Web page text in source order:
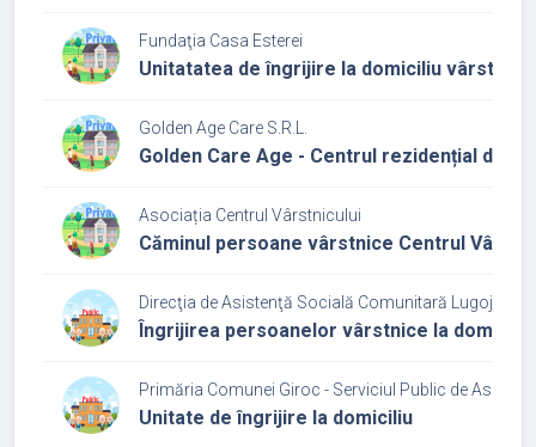
Fundaţia Casa Esterei
Unitatatea de îngrijire la domiciliu vârstnici
Golden Age Care S.R.L.
Golden Care Age - Centrul rezidențial de
Asociația Centrul Vârstnicului
Căminul persoane vârstnice Centrul
Direcţia de Asistenţă Socială Comunitară Lugoj
Îngrijirea persoanelor vârstnice la domiciliu
Primăria Comunei Giroc - Serviciul Public de
Unitate de îngrijire la domiciliu